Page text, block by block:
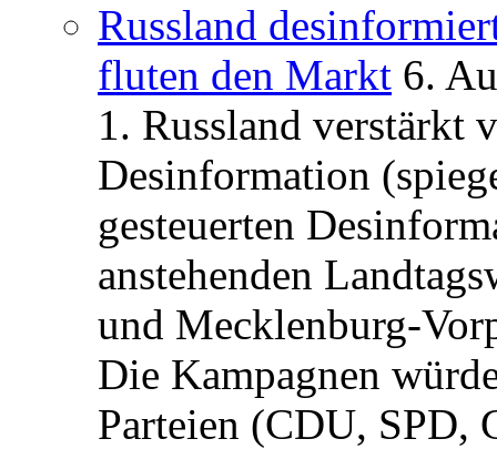
Russland
fluten den Markt 6.
1. Russland verstärkt
Desinformation
gesteuerten
anstehenden
und Mecklenburg-
Die Kampagnen
Parteien (CDU, SPD,